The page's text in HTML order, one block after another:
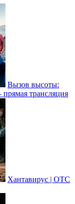
Вызов высоты:
трансляция
Хантавирус | ОТС